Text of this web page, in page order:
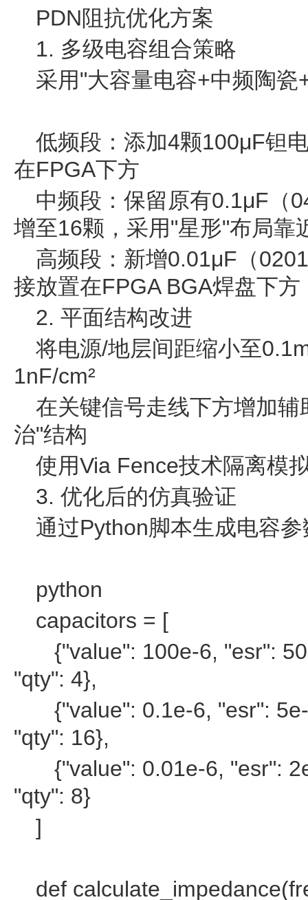
PDN阻抗优化方案
1. 多级电容组合策略
采用"大容量电容+中频陶
低频段：添加4颗100μF钽
在FPGA下方
中频段：保留原有0.1μF（
增至16颗，采用"星形"布局靠
高频段：新增0.01μF（
接放置在FPGA BGA焊盘下方
2. 平面结构改进
将电源/地层间距缩小至
1nF/cm²
在关键信号走线下方增加
治"结构
使用Via Fence技术隔离模
3. 优化后的仿真验证
通过Python脚本生成电容
python
capacitors = [
{"value": 100e-6, "esr":
"qty": 4},
{"value": 0.1e-6, "esr":
"qty": 16},
{"value": 0.01e-6, "esr":
"qty": 8}
]
def